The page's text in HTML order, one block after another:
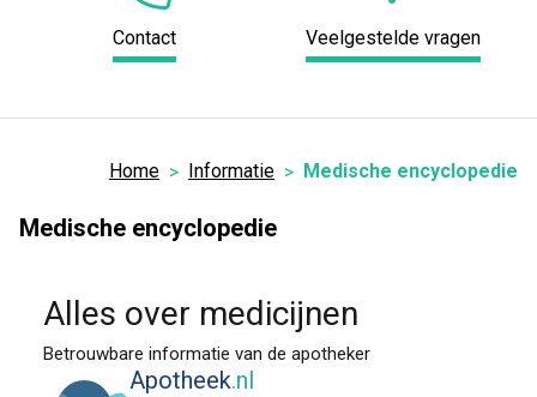
Contact Veelgestelde vragen
Home Informatie Medische encyclopedie
Medische encyclopedie
Alles over medicijnen
Betrouwbare informatie van de apotheker
Apotheek.nl